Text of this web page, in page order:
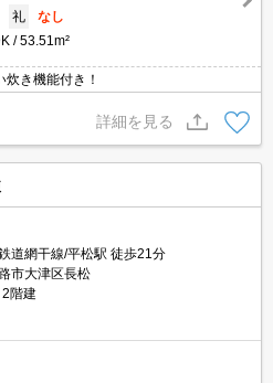
礼
なし
53.51m²
き機能付き！
詳細を見る
道網干線/平松駅 徒歩21分
市大津区長松
2階建